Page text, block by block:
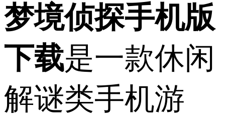
梦境侦探手机版
下载是一款休闲
解谜类手机游